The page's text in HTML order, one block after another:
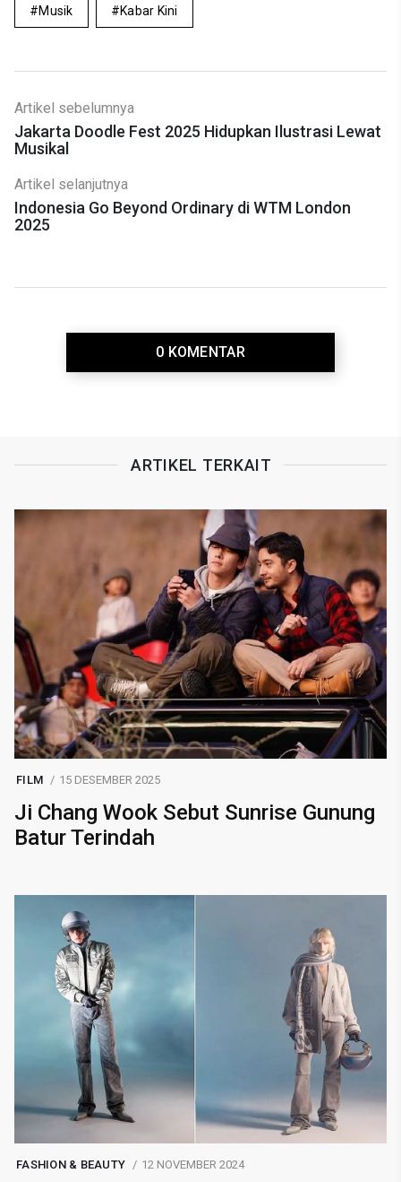
Musik Kabar Kini
Artikel sebelumnya
Jakarta Doodle Fest 2025 Hidupkan Ilustrasi Lewat
Musikal
Artikel selanjutnya
Indonesia Go Beyond Ordinary di WTM London
2025
0 KOMENTAR
ARTIKEL TERKAIT
FILM 15 DESEMBER 2025
Ji Chang Wook Sebut Sunrise Gunung
Batur Terindah
FASHION & BEAUTY 12 NOVEMBER 2024